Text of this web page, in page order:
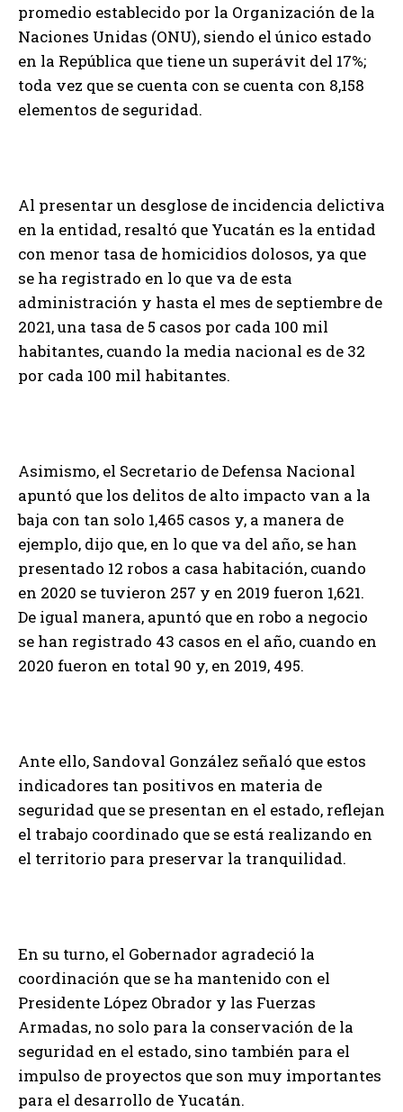
promedio establecido por la Organización de la
Naciones Unidas (ONU), siendo el único estado
en la República que tiene un superávit del 17%;
toda vez que se cuenta con se cuenta con 8,158
elementos de seguridad.
Al presentar un desglose de incidencia delictiva
en la entidad, resaltó que Yucatán es la entidad
con menor tasa de homicidios dolosos, ya que
se ha registrado en lo que va de esta
administración y hasta el mes de septiembre de
2021, una tasa de 5 casos por cada 100 mil
habitantes, cuando la media nacional es de 32
por cada 100 mil habitantes.
Asimismo, el Secretario de Defensa Nacional
apuntó que los delitos de alto impacto van a la
baja con tan solo 1,465 casos y, a manera de
ejemplo, dijo que, en lo que va del año, se han
presentado 12 robos a casa habitación, cuando
en 2020 se tuvieron 257 y en 2019 fueron 1,621.
De igual manera, apuntó que en robo a negocio
se han registrado 43 casos en el año, cuando en
2020 fueron en total 90 y, en 2019, 495.
Ante ello, Sandoval González señaló que estos
indicadores tan positivos en materia de
seguridad que se presentan en el estado, reflejan
el trabajo coordinado que se está realizando en
el territorio para preservar la tranquilidad.
En su turno, el Gobernador agradeció la
coordinación que se ha mantenido con el
Presidente López Obrador y las Fuerzas
Armadas, no solo para la conservación de la
seguridad en el estado, sino también para el
impulso de proyectos que son muy importantes
para el desarrollo de Yucatán.